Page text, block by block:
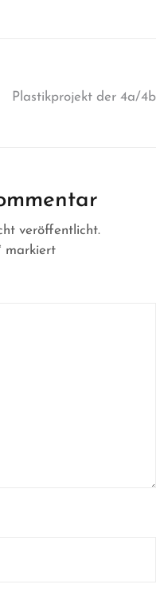
Plastikprojekt der 4a/4b
veröffentlicht.
markiert